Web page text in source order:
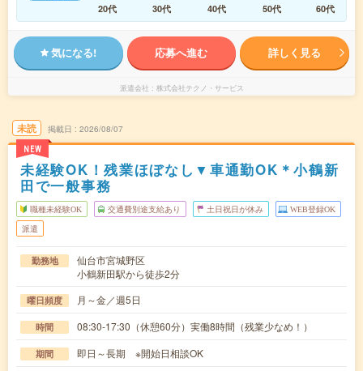
20代
30代 40代 50代 60代
気になる! 応募へ進む 詳しく見る
派遣会社 株式会社テクノ・サービス
未読
NEW
掲載日 2026/08/07
未経験OK！残業ほぼなし▼車通勤OK＊小鶴新
田で一般事務
職種未経験OK 交通費別途支給あり 土日祝日が休み WEB登録OK
派遣
勤務地
仙台市宮城野区
小鶴新田駅から徒歩2分
曜日頻度 月～金／週5日
時間 08:30-17:30（休憩60分）実働8時間（残業少なめ！）
期間 即日～長期 ※開始日相談OK